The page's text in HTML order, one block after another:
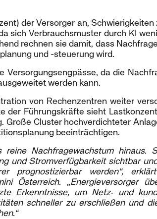
der Versorger an, Schwierigkeiten
sich Verbrauchsmuster durch KI
rechnen sie damit, dass
und -steuerung wird.
da die
werden kann.
von Rechenzentren weiter
der Führungskräfte sieht
Große Cluster hochverdichteter
beeinträchtigen.
Nachfragewachstum hinaus.
und Stromverfügbarkeit sichtbar
prognostizierbar werden“,
Österreich. „Energieversorger
Erkenntnisse, um Netz‑ und
schneller zu erschließen und